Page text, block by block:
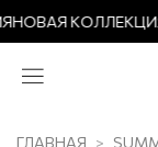
НОВАЯ
ГЛАВНАЯ